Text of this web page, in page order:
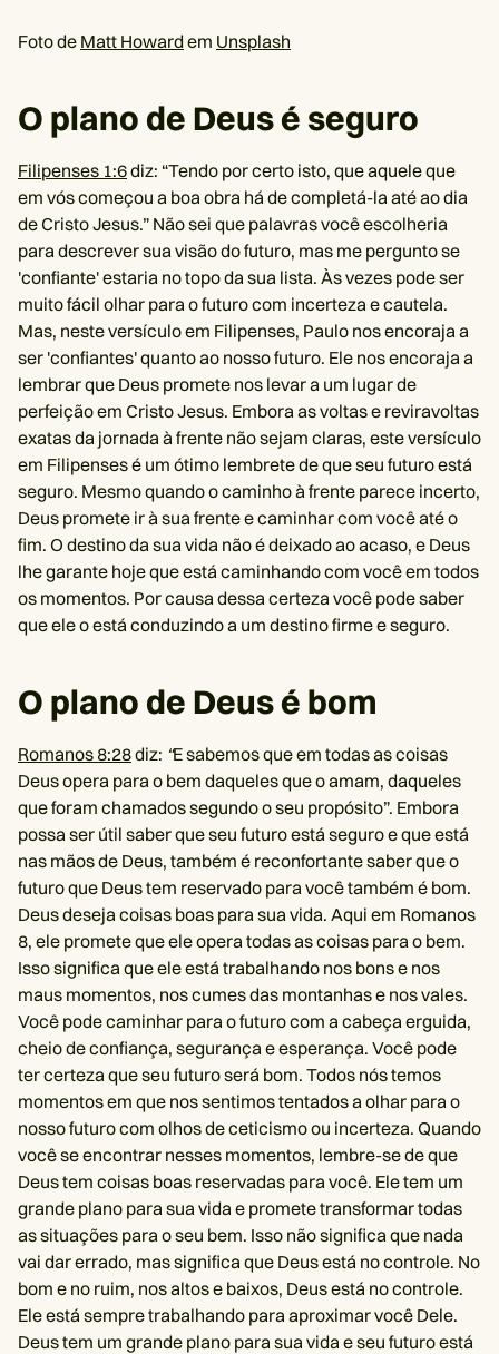
Foto de Matt Howard em Unsplash
O plano de Deus é seguro
Filipenses 1:6diz: “Tendo por certo isto, que aquele que
em vós começou a boa obra há de completá-la até ao dia
de Cristo Jesus.” Não sei que palavras você escolheria
para descrever sua visão do futuro, mas me pergunto se
'confiante' estaria no topo da sua lista. Às vezes pode ser
muito fácil olhar para o futuro com incerteza e cautela.
Mas, neste versículo em Filipenses, Paulo nos encoraja a
ser 'confiantes' quanto ao nosso futuro. Ele nos encoraja a
lembrar que Deus promete nos levar a um lugar de
perfeição em Cristo Jesus. Embora as voltas e reviravoltas
exatas da jornada à frente não sejam claras, este versículo
em Filipenses é um ótimo lembrete de que seu futuro está
seguro. Mesmo quando o caminho à frente parece incerto,
Deus promete ir à sua frente e caminhar com você até o
fim. O destino da sua vida não é deixado ao acaso, e Deus
lhe garante hoje que está caminhando com você em todos
os momentos. Por causa dessa certeza você pode saber
que ele o está conduzindo a um destino firme e seguro.
O plano de Deus é bom
Romanos 8:28diz: “E sabemos que em todas as coisas
Deus opera para o bem daqueles que o amam, daqueles
que foram chamados segundo o seu propósito”. Embora
possa ser útil saber que seu futuro está seguro e que está
nas mãos de Deus, também é reconfortante saber que o
futuro que Deus tem reservado para você também é bom.
Deus deseja coisas boas para sua vida. Aqui em Romanos
8, ele promete que ele opera todas as coisas para o bem.
Isso significa que ele está trabalhando nos bons e nos
maus momentos, nos cumes das montanhas e nos vales.
Você pode caminhar para o futuro com a cabeça erguida,
cheio de confiança, segurança e esperança. Você pode
ter certeza que seu futuro será bom. Todos nós temos
momentos em que nos sentimos tentados a olhar para o
nosso futuro com olhos de ceticismo ou incerteza. Quando
você se encontrar nesses momentos, lembre-se de que
Deus tem coisas boas reservadas para você. Ele tem um
grande plano para sua vida e promete transformar todas
as situações para o seu bem. Isso não significa que nada
vai dar errado, mas significa que Deus está no controle. No
bom e no ruim, nos altos e baixos, Deus está no controle.
Ele está sempre trabalhando para aproximar você Dele.
Deus tem um grande plano para sua vida e seu futuro está